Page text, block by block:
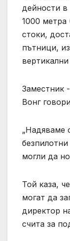
дейности
1000 метра
стоки,
пътници,
Заместник
Вонг
„Надяваме
могли да
Той каза,
могат да
директор
счита за